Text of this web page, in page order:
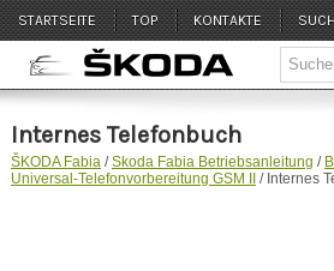
STARTSEITE TOP KONTAKTE
Internes Telefonbuch
ŠKODA Fabia/Skoda Fabia Betriebsanleitung /
Universal-Telefonvorbereitung GSM II
/ Internes